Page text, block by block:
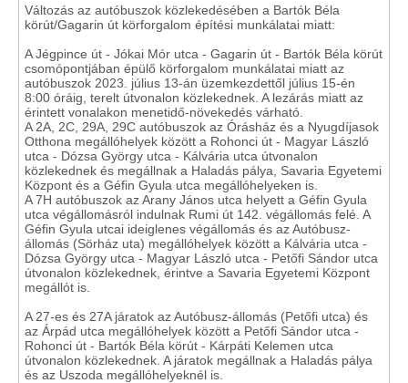
Változás az autóbuszok közlekedésében a Bartók Béla
körút/Gagarin út körforgalom építési munkálatai miatt:
A Jégpince út - Jókai Mór utca - Gagarin út - Bartók Béla körút
csomópontjában épülő körforgalom munkálatai miatt az
autóbuszok 2023. július 13-án üzemkezdettől július 15-én
8:00 óráig, terelt útvonalon közlekednek. A lezárás miatt az
érintett vonalakon menetidő-növekedés várható.
A 2A, 2C, 29A, 29C autóbuszok az Órásház és a Nyugdíjasok
Otthona megállóhelyek között a Rohonci út - Magyar László
utca - Dózsa György utca - Kálvária utca útvonalon
közlekednek és megállnak a Haladás pálya, Savaria Egyetemi
Központ és a Géfin Gyula utca megállóhelyeken is.
A 7H autóbuszok az Arany János utca helyett a Géfin Gyula
utca végállomásról indulnak Rumi út 142. végállomás felé. A
Géfin Gyula utcai ideiglenes végállomás és az Autóbusz-
állomás (Sörház uta) megállóhelyek között a Kálvária utca -
Dózsa György utca - Magyar László utca - Petőfi Sándor utca
útvonalon közlekednek, érintve a Savaria Egyetemi Központ
megállót is.
A 27-es és 27A járatok az Autóbusz-állomás (Petőfi utca) és
az Árpád utca megállóhelyek között a Petőfi Sándor utca -
Rohonci út - Bartók Béla körút - Kárpáti Kelemen utca
útvonalon közlekednek. A járatok megállnak a Haladás pálya
és az Uszoda megállóhelyeknél is.